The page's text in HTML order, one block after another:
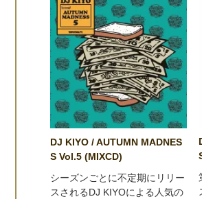
DJ KIYO / AUTUMN MADNES
S Vol.5 (MIXCD)
シーズンごとに不定期にリリー
スされるDJ KIYOによる人気の